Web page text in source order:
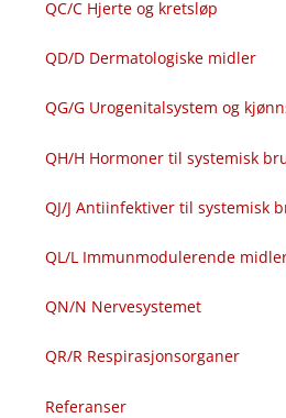
QC​/​C Hjerte og kretsløp
QD​/​D Dermatologiske midler
QG​/​G Urogenitalsystem og
QH​/​H Hormoner til systemisk
QJ​/​J Antiinfektiver til systemisk
QL​/​L Immunmodulerende
QN​/​N Nervesystemet
QR​/​R Respirasjonsorganer
Referanser